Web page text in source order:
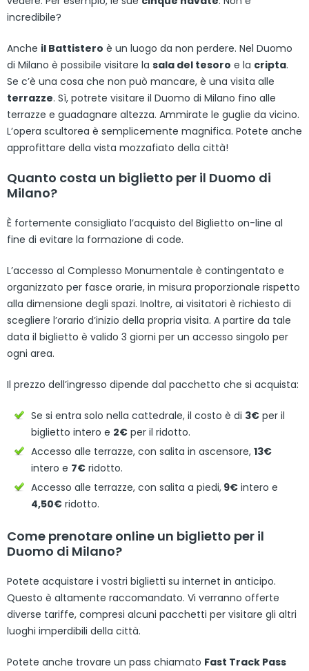
incredibile?
Anche il Battistero è un luogo da non perdere. Nel Duomo
di Milano è possibile visitare la sala del tesoro e la cripta.
Se c’è una cosa che non può mancare, è una visita alle
terrazze. Sì, potrete visitare il Duomo di Milano fino alle
terrazze e guadagnare altezza. Ammirate le guglie da vicino.
L’opera scultorea è semplicemente magnifica. Potete anche
approfittare della vista mozzafiato della città!
Quanto costa un biglietto per il Duomo di
Milano?
È fortemente consigliato l’acquisto del Biglietto on-line al
fine di evitare la formazione di code.
L’accesso al Complesso Monumentale è contingentato e
organizzato per fasce orarie, in misura proporzionale rispetto
alla dimensione degli spazi. Inoltre, ai visitatori è richiesto di
scegliere l’orario d’inizio della propria visita. A partire da tale
data il biglietto è valido 3 giorni per un accesso singolo per
ogni area.
Il prezzo dell’ingresso dipende dal pacchetto che si acquista:
Se si entra solo nella cattedrale, il costo è di 3€ per il
biglietto intero e 2€ per il ridotto.
Accesso alle terrazze, con salita in ascensore, 13€
intero e 7€ ridotto.
Accesso alle terrazze, con salita a piedi, 9€ intero e
4,50€ ridotto.
Come prenotare online un biglietto per il
Duomo di Milano?
Potete acquistare i vostri biglietti su internet in anticipo.
Questo è altamente raccomandato. Vi verranno offerte
diverse tariffe, compresi alcuni pacchetti per visitare gli altri
luoghi imperdibili della città.
Potete anche trovare un pass chiamato Fast Track Pass